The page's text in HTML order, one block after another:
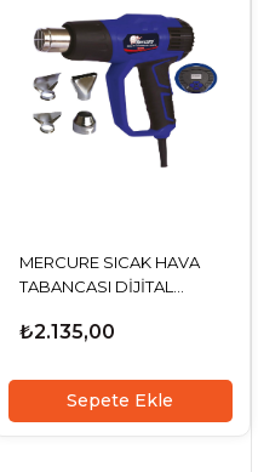
MERCURE SICAK HAVA
TABANCASI DİJİTAL
₺2.135,00
Sepete Ekle